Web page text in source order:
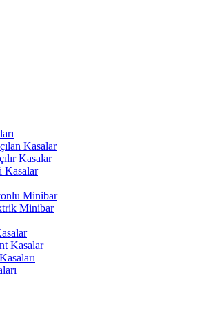
Kasalar
Kasalar
Kasalar
Minibar
Minibar
Kasalar